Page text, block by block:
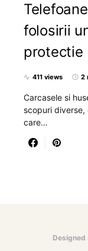
folosirii
protectie
411 views 2
Carcasele si
scopuri
care…
Designed